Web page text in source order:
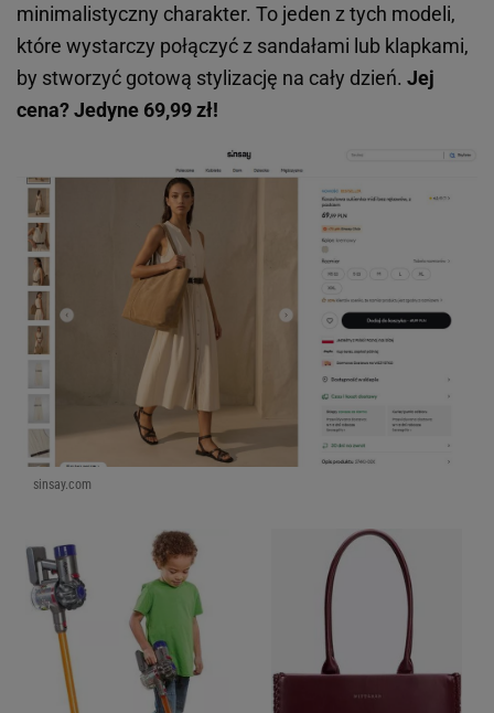
minimalistyczny charakter. To jeden z tych modeli,
które wystarczy połączyć z sandałami lub klapkami,
by stworzyć gotową stylizację na cały dzień. Jej
cena? Jedyne 69,99 zł!
sinsay.com